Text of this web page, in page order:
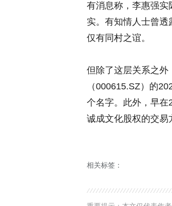
有消息称，李惠强实
实。有知情人士曾
仅有同村之谊。
但除了这层关系之外
（000615.SZ）的
个名字。此外，早
诚成文化股权的交易
相关标签：